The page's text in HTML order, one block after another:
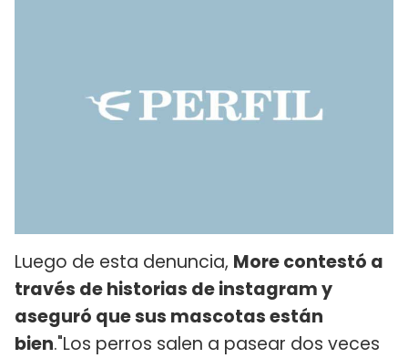
Luego de esta denuncia, More contestó a
través de historias de instagram y
aseguró que sus mascotas están
bien."Los perros salen a pasear dos veces